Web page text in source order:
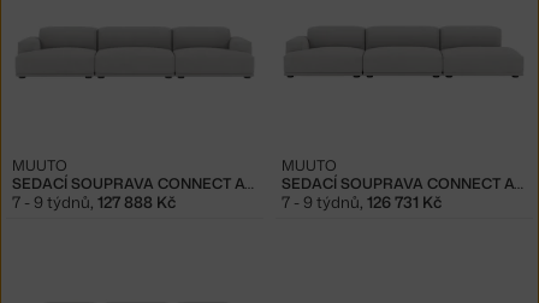
SEDACÍ SOUPRAVA CONNECT A+C+B, REMIX 123
MUUTO
7 - 9 týdnů 127 888 Kč
SEDACÍ SOUPRAVA CONNECT A+C+G, REMIX 123
MUUTO
7 - 9 týdnů 126 731 Kč